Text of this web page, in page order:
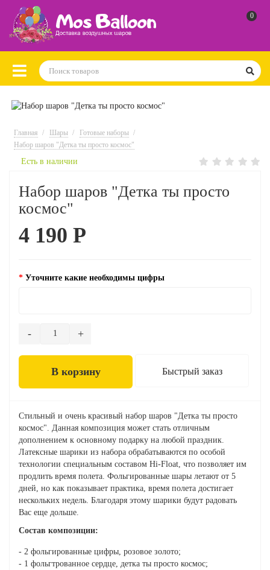
0
Главная Шары
Готовые наборы
Набор шаров "Детка ты просто космос"
Есть в наличии
Набор шаров "Детка ты просто
космос"
4 190 Р
Уточните какие необходимы цифры
В корзину Быстрый заказ
Стильный и очень красивый набор шаров "Детка ты просто
космос". Данная композиция может стать отличным
дополнением к основному подарку на любой праздник.
Латексные шарики из набора обрабатываются по особой
технологии специальным составом Hi-Float, что позволяет им
продлить время полета. Фольгированные шары летают от 5
дней, но как показывает практика, время полета достигает
нескольких недель. Благодаря этому шарики будут радовать
Вас еще дольше.
Состав композиции:
- 2 фольгированные цифры, розовое золото;
- 1 фольгтрованное сердце, детка ты просто космос;